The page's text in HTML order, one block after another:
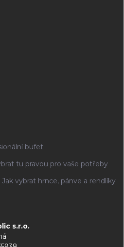
bufet
tu pravou pro vaše potřeby
vybrat hrnce, pánve a rendlíky
s.r.o.